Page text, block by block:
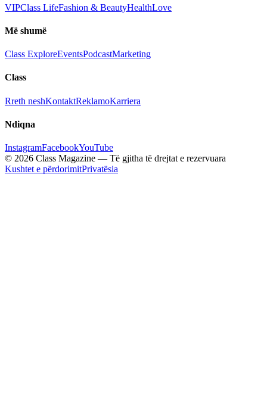
VIPClass LifeFashion & BeautyHealthLove
Më shumë
Class ExploreEventsPodcastMarketing
Class
Rreth neshKontaktReklamoKarriera
Ndiqna
InstagramFacebookYouTube
© 2026 Class Magazine — Të gjitha të drejtat e rezervuara
Kushtet e përdorimitPrivatësia